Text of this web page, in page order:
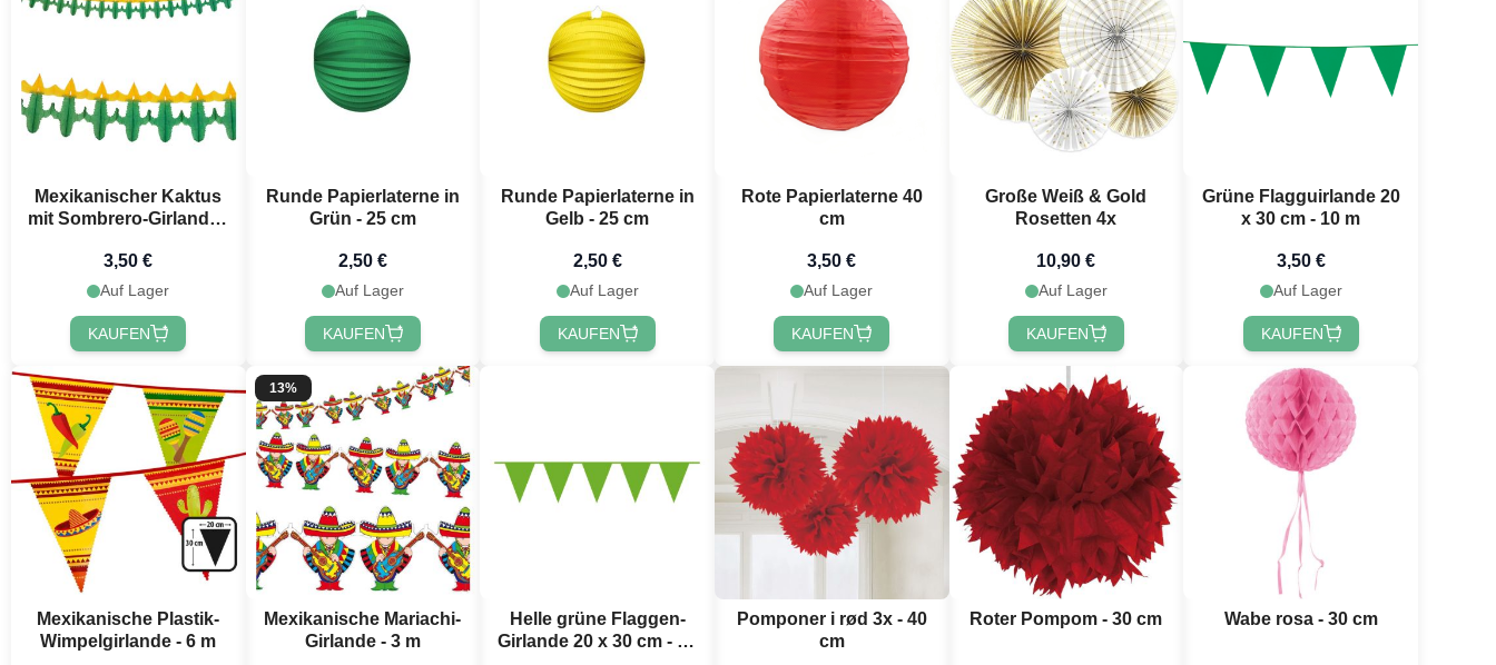
Mexikanischer Kaktus
mit Sombrero-Girlande -
3,50 €
Auf Lager
KAUFEN
Runde Papierlaterne in
Grün - 25 cm
2,50 €
Auf Lager
KAUFEN
Runde Papierlaterne in
Gelb - 25 cm
2,50 €
Auf Lager
KAUFEN
Rote Papierlaterne 40
cm
3,50 €
Auf Lager
KAUFEN
Große Weiß & Gold
Rosetten 4x
10,90 €
Auf Lager
KAUFEN
Grüne Flagguirlande 20
x 30 cm - 10 m
3,50 €
Auf Lager
KAUFEN
Mexikanische Plastik-
Wimpelgirlande - 6 m
13%
Mexikanische Mariachi-
Girlande - 3 m
Helle grüne Flaggen-
Girlande 20 x 30 cm - 10
Pomponer i rød 3x - 40
cm
Roter Pompom - 30 cm Wabe rosa - 30 cm
Möchtest du 10 % Rabatt
erhalten? 🎁
Erhalte 10 % Rabatt
Bestellung, indem du dich für unseren
festlichen Newsletter anmeldest 🎉